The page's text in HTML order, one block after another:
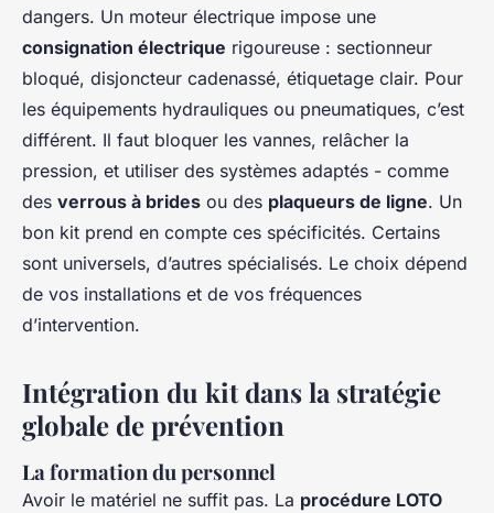
dangers. Un moteur électrique impose une
consignation électrique rigoureuse : sectionneur
bloqué, disjoncteur cadenassé, étiquetage clair. Pour
les équipements hydrauliques ou pneumatiques, c’est
différent. Il faut bloquer les vannes, relâcher la
pression, et utiliser des systèmes adaptés - comme
des verrous à brides ou des plaqueurs de ligne. Un
bon kit prend en compte ces spécificités. Certains
sont universels, d’autres spécialisés. Le choix dépend
de vos installations et de vos fréquences
d’intervention.
Intégration du kit dans la stratégie
globale de prévention
La formation du personnel
Avoir le matériel ne suffit pas. La procédure LOTO